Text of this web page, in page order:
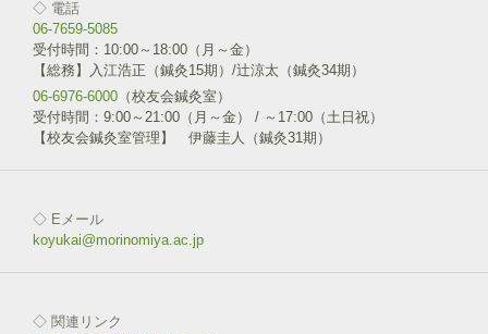
◇ 電話
06-7659-5085
受付時間：10:00～18:00（月～金）
【総務】入江浩正（鍼灸15期）/辻涼太（鍼灸34期）
06-6976-6000 （校友会鍼灸室）
受付時間：9:00～21:00（月～金） / ～17:00（土日祝）
【校友会鍼灸室管理】 伊藤圭人（鍼灸31期）
◇ Eメール
koyukai@morinomiya.ac.jp
◇ 関連リンク